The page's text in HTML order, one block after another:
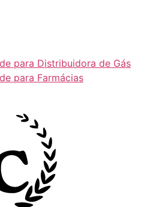
para Distribuidora de Gás
para Farmácias